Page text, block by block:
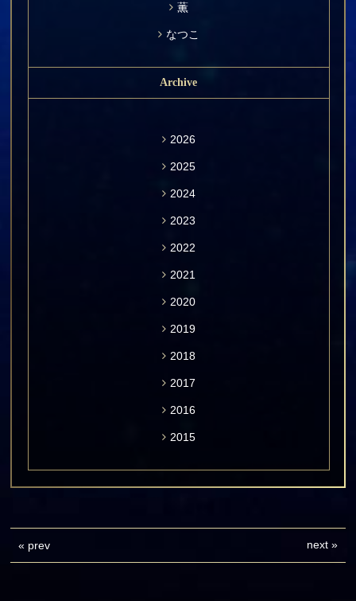
薫
なつこ
Archive
2026
2025
2024
2023
2022
2021
2020
2019
2018
2017
2016
2015
« prev next»